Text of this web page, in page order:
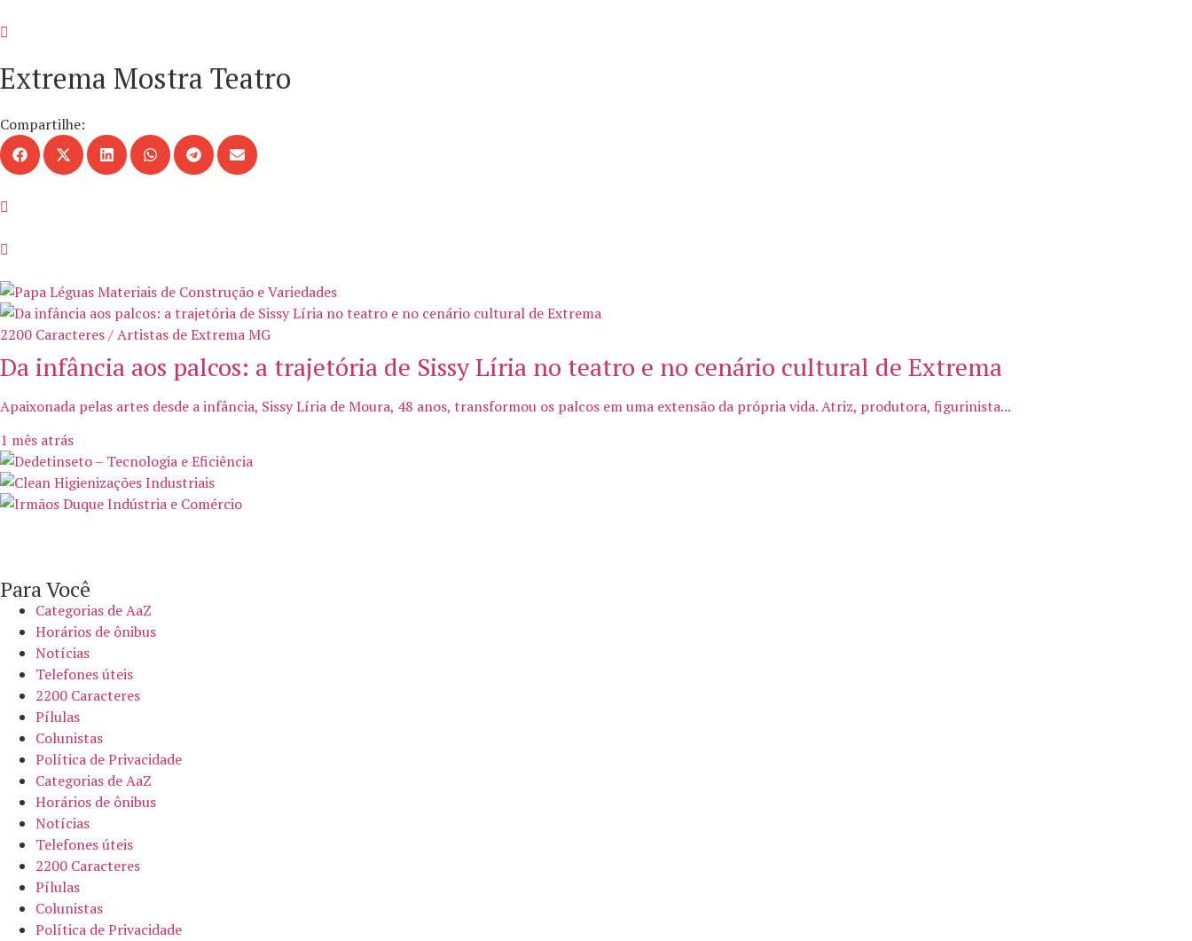
Extrema Mostra Teatro
Compartilhe:
2200 Caracteres / Artistas de Extrema MG
Da infância aos palcos: a trajetória de Sissy Líria no teatro e no cenário cultural de Extrema
Apaixonada pelas artes desde a infância, Sissy Líria de Moura, 48 anos, transformou os palcos em uma extensão da própria vida. Atriz, produtora, figurinista...
1 mês atrás
Para Você
Categorias de AaZ
Horários de ônibus
Notícias
Telefones úteis
2200 Caracteres
Pílulas
Colunistas
Política de Privacidade
Categorias de AaZ
Horários de ônibus
Notícias
Telefones úteis
2200 Caracteres
Pílulas
Colunistas
Política de Privacidade